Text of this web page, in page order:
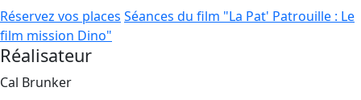
Réservez vos places Séances du film "La Pat' Patrouille : Le
film mission Dino"
Réalisateur
Cal Brunker